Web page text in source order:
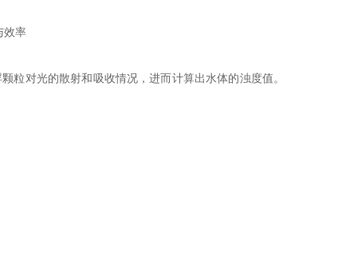
粒对光的散射和吸收情况，进而计算出水体的浊度值。